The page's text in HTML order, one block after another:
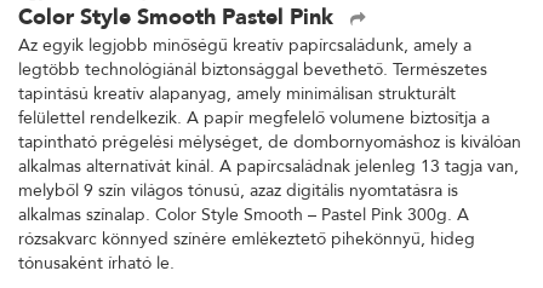
Color Style Smooth Pastel Pink
Az egyik legjobb minőségű kreatív papírcsaládunk, amely a
legtöbb technológiánál biztonsággal bevethető. Természetes
tapintású kreatív alapanyag, amely minimálisan strukturált
felülettel rendelkezik. A papír megfelelő volumene biztosítja a
tapintható prégelési mélységet, de dombornyomáshoz is kiválóan
alkalmas alternatívát kínál. A papírcsaládnak jelenleg 13 tagja van,
melyből 9 szín világos tónusú, azaz digitális nyomtatásra is
alkalmas színalap. Color Style Smooth – Pastel Pink 300g. A
rózsakvarc könnyed színére emlékeztető pihekönnyű, hideg
tónusaként írható le.